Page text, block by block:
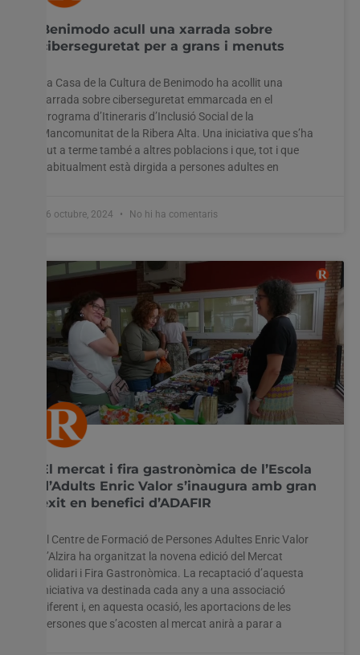
Benimodo acull una xarrada sobre
ciberseguretat per a grans i menuts
La Casa de la Cultura de Benimodo ha acollit una
xarrada sobre ciberseguretat emmarcada en el
Programa d’Itineraris d’Inclusió Social de la
Mancomunitat de la Ribera Alta. Una iniciativa que s’ha
dut a terme també a altres poblacions i que, tot i que
habitualment està dirgida a persones adultes en
16 octubre, 2024 No hi ha comentaris
El mercat i fira gastronòmica de l’Escola
d’Adults Enric Valor s’inaugura amb gran
èxit en benefici d’ADAFIR
El Centre de Formació de Persones Adultes Enric Valor
d’Alzira ha organitzat la novena edició del Mercat
Solidari i Fira Gastronòmica. La recaptació d’aquesta
iniciativa va destinada cada any a una associació
diferent i, en aquesta ocasió, les aportacions de les
persones que s’acosten al mercat anirà a parar a